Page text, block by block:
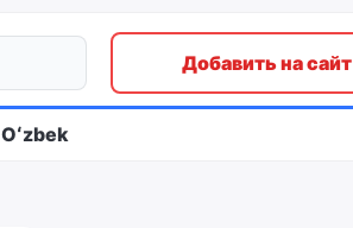
Добавить на сайт
Oʻzbek